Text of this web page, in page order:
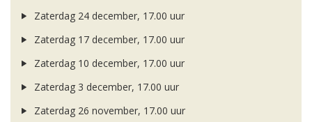
Zaterdag 24 december, 17.00 uur
Zaterdag 17 december, 17.00 uur
Zaterdag 10 december, 17.00 uur
Zaterdag 3 december, 17.00 uur
Zaterdag 26 november, 17.00 uur